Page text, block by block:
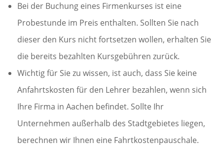
Bei der Buchung eines Firmenkurses ist eine
Probestunde im Preis enthalten. Sollten Sie nach
dieser den Kurs nicht fortsetzen wollen, erhalten Sie
die bereits bezahlten Kursgebühren zurück.
Wichtig für Sie zu wissen, ist auch, dass Sie keine
Anfahrtskosten für den Lehrer bezahlen, wenn sich
Ihre Firma in Aachen befindet. Sollte Ihr
Unternehmen außerhalb des Stadtgebietes liegen,
berechnen wir Ihnen eine Fahrtkostenpauschale.